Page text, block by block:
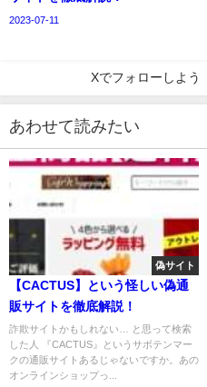
2023-07-11
Xでフォローしよう
あわせて読みたい
偽サイト
【CACTUS】という怪しい偽通
販サイトを徹底解説！
詐欺サイトかもしれない… と思って検索
した人 『CACTUS』というサボテンマー
クの通販サイトあるじゃないですか。あの
オンラインショップっ...